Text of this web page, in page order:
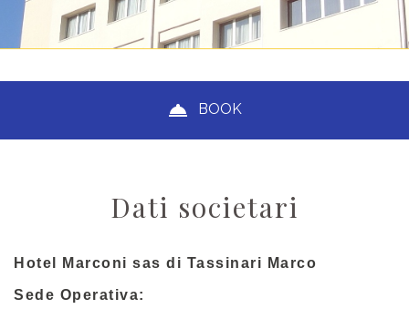
BOOK
Dati societari
Hotel Marconi sas di Tassinari Marco
Sede Operativa: